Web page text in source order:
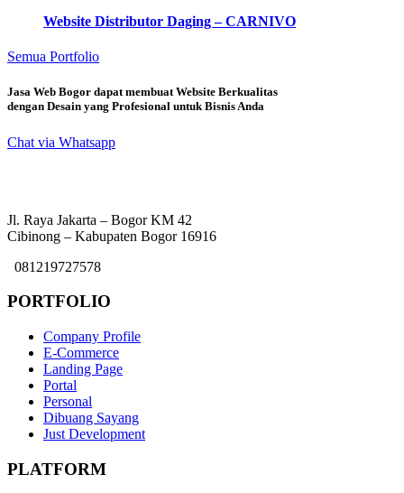
Website Distributor Daging – CARNIVO
Semua Portfolio
Jasa Web Bogor dapat membuat Website Berkualitas
dengan Desain yang Profesional untuk Bisnis Anda
Chat via Whatsapp
Jl. Raya Jakarta – Bogor KM 42
Cibinong – Kabupaten Bogor 16916
081219727578
PORTFOLIO
Company Profile
E-Commerce
Landing Page
Portal
Personal
Dibuang Sayang
Just Development
PLATFORM